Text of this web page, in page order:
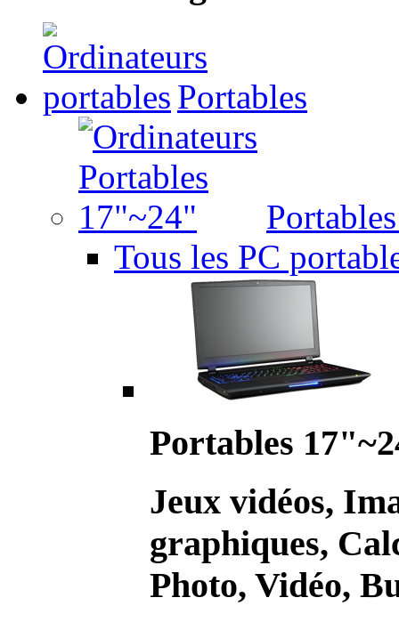
Portables
Tous les PC
Portables
Jeux vidéos,
graphiques,
Photo, Vidéo,